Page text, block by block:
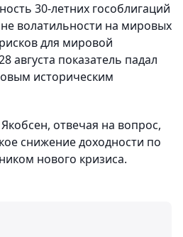
30-летних гособлигаций
волатильности на мировых
для мировой
августа показатель падал
историческим
отвечая на вопрос,
снижение доходности по
нового кризиса.